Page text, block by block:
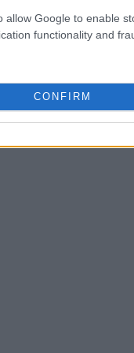
allow Google to enable
functionality and
CONFIRM
ψηφίστηκε
πρώτο βήμα προς